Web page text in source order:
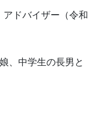
ドバイザー（令和
、中学生の長男と